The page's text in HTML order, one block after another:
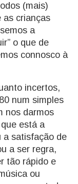
(mais)
as crianças
a
o que de
connosco à
incertos,
num simples
nos darmos
está a
a satisfação de
a ser regra,
tão rápido e
ou